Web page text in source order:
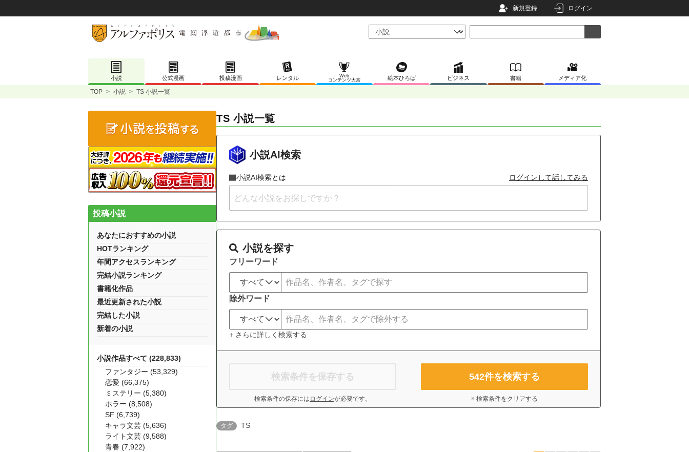
新規登録 ログイン
小説 公式漫画 投稿漫画 レンタル
Web
コンテンツ大賞
絵本ひろば ビジネス 書籍 メディア化
TOP > 小説 > TS 小説一覧
TS 小説一覧
小説AI検索
小説AI検索とは ログインして話してみる
小説を探す
フリーワード
除外ワード
+ さらに詳しく検索する
検索条件を保存する
検索条件の保存には ログインが必要です。
542件を検索する
× 検索条件をクリアする
タグ TS
投稿小説
あなたにおすすめの小説
HOTランキング
年間アクセスランキング
完結小説ランキング
書籍化作品
最近更新された小説
完結した小説
新着の小説
小説作品すべて (228,833)
ファンタジー (53,329)
恋愛 (66,375)
ミステリー (5,380)
ホラー (8,508)
SF (6,739)
キャラ文芸 (5,636)
ライト文芸 (9,588)
青春 (7,922)